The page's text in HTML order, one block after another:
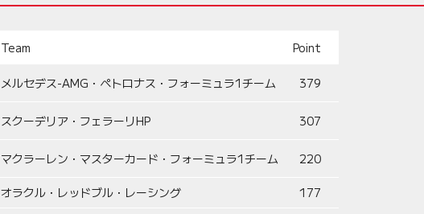
Team Point
メルセデス-AMG・ペトロナス・フォーミュラ1チーム 379
スクーデリア・フェラーリHP 307
マクラーレン・マスターカード・フォーミュラ1チーム 220
オラクル・レッドブル・レーシング
177